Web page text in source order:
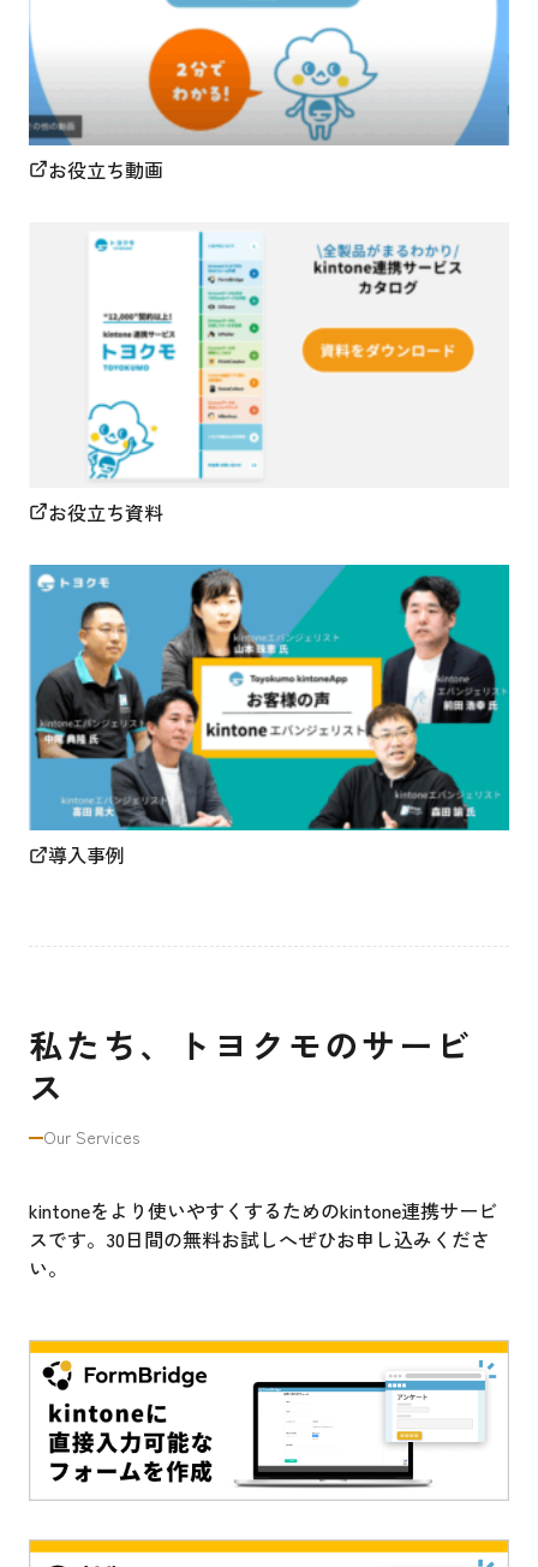
お役立ち動画
お役立ち資料
導入事例
私たち、トヨクモのサービ
ス
Our Services
kintoneをより使いやすくするためのkintone連携サービ
スです。30日間の無料お試しへぜひお申し込みくださ
い。